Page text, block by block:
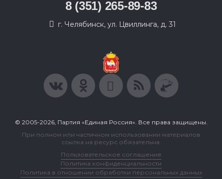
8 (351) 265-89-83
г. Челябинск, ул. Цвиллинга, д. 31
© 2005-2026, Партия «Единая Россия». Все права защищены.
При полном или частичном использовании материалов
ссылка на ресурс обязательна.
Пользовательское соглашение
Политика конфиденциальности
Политика в отношении обработки персональных данных